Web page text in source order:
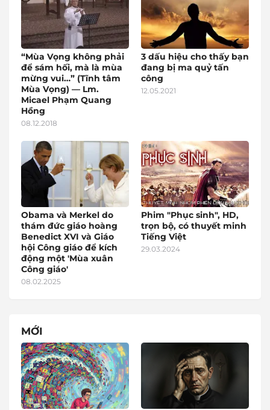
“Mùa Vọng không phải
để sám hối, mà là mùa
mừng vui…” (Tĩnh tâm
Mùa Vọng) — Lm.
Micael Phạm Quang
Hồng
08.12.2018
3 dấu hiệu cho thấy bạn
đang bị ma quỷ tấn
công
12.05.2021
Obama và Merkel do
thám đức giáo hoàng
Benedict XVI và Giáo
hội Công giáo để kích
động một 'Mùa xuân
Công giáo'
08.02.2025
Phim "Phục sinh", HD,
trọn bộ, có thuyết minh
Tiếng Việt
29.03.2024
MỚI